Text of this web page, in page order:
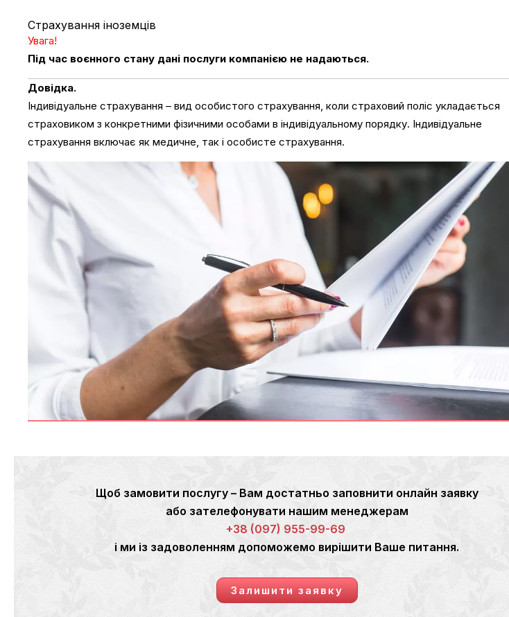
Страхування іноземців
Увага!
Під час воєнного стану дані послуги компанією не надаються.
Довідка.
Індивідуальне страхування – вид особистого страхування, коли страховий поліс укладається
страховиком з конкретними фізичними особами в індивідуальному порядку. Індивідуальне
страхування включає як медичне, так і особисте страхування.
Щоб замовити послугу – Вам достатньо заповнити онлайн заявку
або зателефонувати нашим менеджерам
+38 (097) 955-99-69
і ми із задоволенням допоможемо вирішити Ваше питання.
Залишити заявку